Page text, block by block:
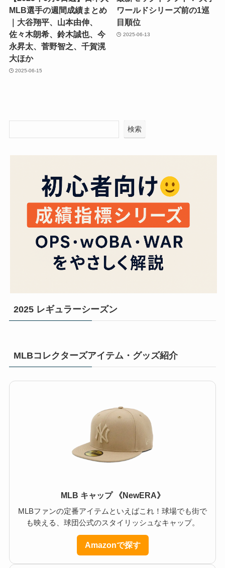
MLB選手の週間成績まとめ
｜大谷翔平、山本由伸、
佐々木朗希、鈴木誠也、今
永昇太、菅野智之、千賀滉
大ほか
2025-06-15
ワールドシリーズ前の1巡
目順位
2025-06-13
検索
2025 レギュラーシーズン
MLBコレクターズアイテム・グッズ紹介
MLB キャップ 《NewERA》
MLBファンの定番アイテムといえばこれ！球場でも街で
も映える、球団公式のスタイリッシュなキャップ。
Amazonで探す